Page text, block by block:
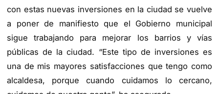
con estas nuevas inversiones en la ciudad se vuelve
a poner de manifiesto que el Gobierno municipal
sigue trabajando para mejorar los barrios y vías
públicas de la ciudad. “Este tipo de inversiones es
una de mis mayores satisfacciones que tengo como
alcaldesa, porque cuando cuidamos lo cercano,